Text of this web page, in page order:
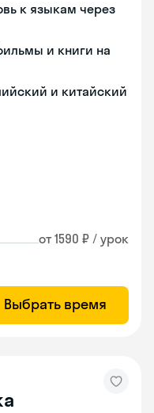
к языкам через
и книги на
и китайский
от 1590 ₽ / урок
Выбрать время